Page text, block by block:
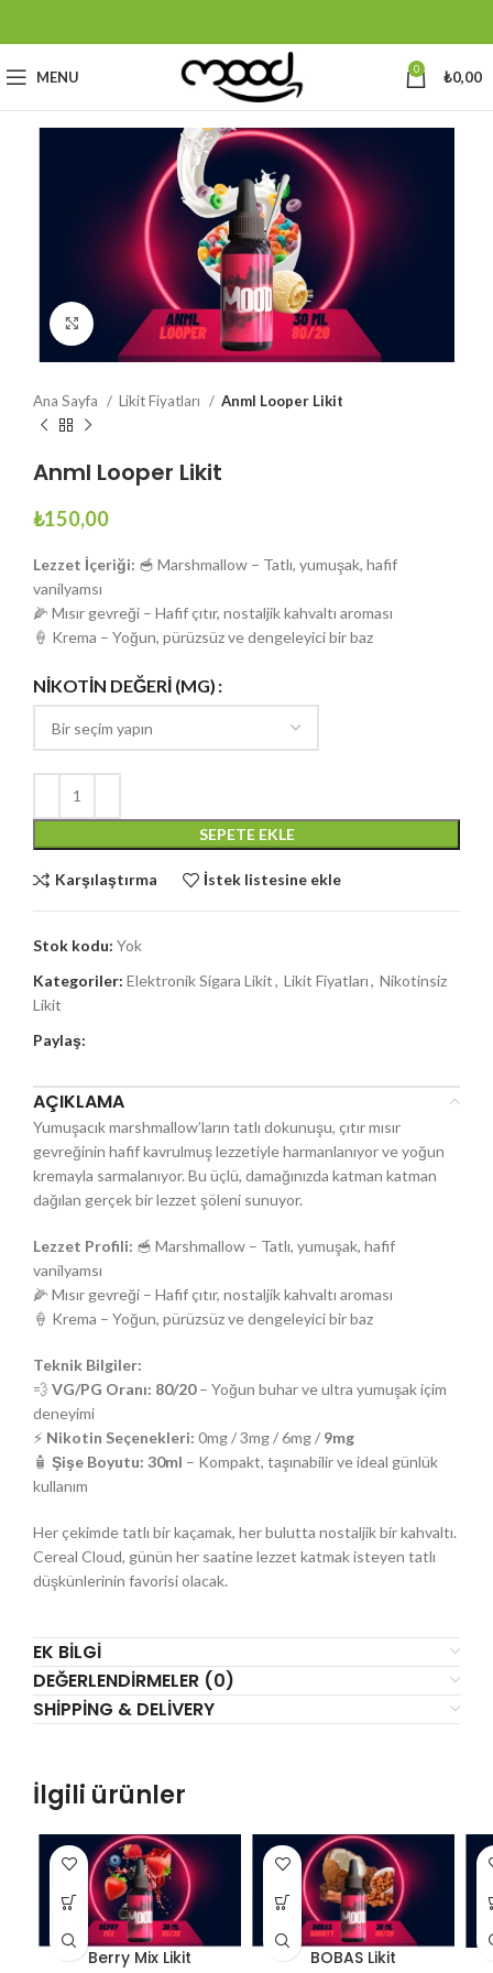
MENU 0 ₺0,00
Büyütmek için tıklayın
Ana Sayfa Likit Fiyatları Anml Looper Likit
Anml Looper Likit
₺150,00
Lezzet İçeriği: 🥣 Marshmallow – Tatlı, yumuşak, hafif
vanilyamsı
🌽 Mısır gevreği – Hafif çıtır, nostaljik kahvaltı aroması
🍦 Krema – Yoğun, pürüzsüz ve dengeleyici bir baz
NIKOTIN DEĞERI (MG)
SEPETE EKLE
Karşılaştırma İstek listesine ekle
Stok kodu: Yok
Kategoriler: Elektronik Sigara Likit, Likit Fiyatları, Nikotinsiz
Likit
Paylaş:
AÇIKLAMA
Yumuşacık marshmallow’ların tatlı dokunuşu, çıtır mısır
gevreğinin hafif kavrulmuş lezzetiyle harmanlanıyor ve yoğun
kremayla sarmalanıyor. Bu üçlü, damağınızda katman katman
dağılan gerçek bir lezzet şöleni sunuyor.
Lezzet Profili: 🥣 Marshmallow – Tatlı, yumuşak, hafif
vanilyamsı
🌽 Mısır gevreği – Hafif çıtır, nostaljik kahvaltı aroması
🍦 Krema – Yoğun, pürüzsüz ve dengeleyici bir baz
Teknik Bilgiler:
💨 VG/PG Oranı: 80/20– Yoğun buhar ve ultra yumuşak içim
deneyimi
⚡ Nikotin Seçenekleri: 0mg / 3mg / 6mg / 9mg
🧴 Şişe Boyutu: 30ml – Kompakt, taşınabilir ve ideal günlük
kullanım
Her çekimde tatlı bir kaçamak, her bulutta nostaljik bir kahvaltı.
Cereal Cloud, günün her saatine lezzet katmak isteyen tatlı
düşkünlerinin favorisi olacak.
EK BILGI
DEĞERLENDIRMELER (0)
SHIPPING & DELIVERY
İlgili ürünler
Berry Mix Likit BOBAS Likit